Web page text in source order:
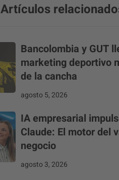
Artículos
Bancolombia y GUT
marketing deportivo
de la cancha
agosto 5, 2026
IA empresarial
Claude: El motor del
negocio
agosto 3, 2026